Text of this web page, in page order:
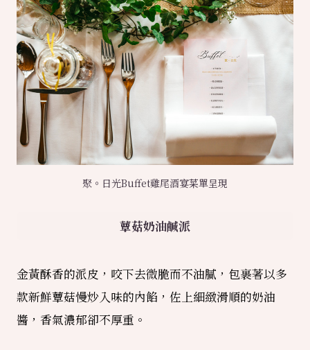
聚。日光Buffet雞尾酒宴菜單呈現
蕈菇奶油鹹派
金黃酥香的派皮，咬下去微脆而不油膩，包裹著以多
款新鮮蕈菇慢炒入味的內餡，佐上細緻滑順的奶油
醬，香氣濃郁卻不厚重。